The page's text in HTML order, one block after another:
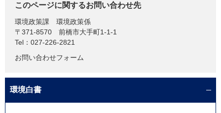
このページに関するお問い合わせ先
環境政策課
環境政策係
〒371-8570
前橋市大手町1-1-1
Tel：027-226-2821
お問い合わせフォーム
環境白書